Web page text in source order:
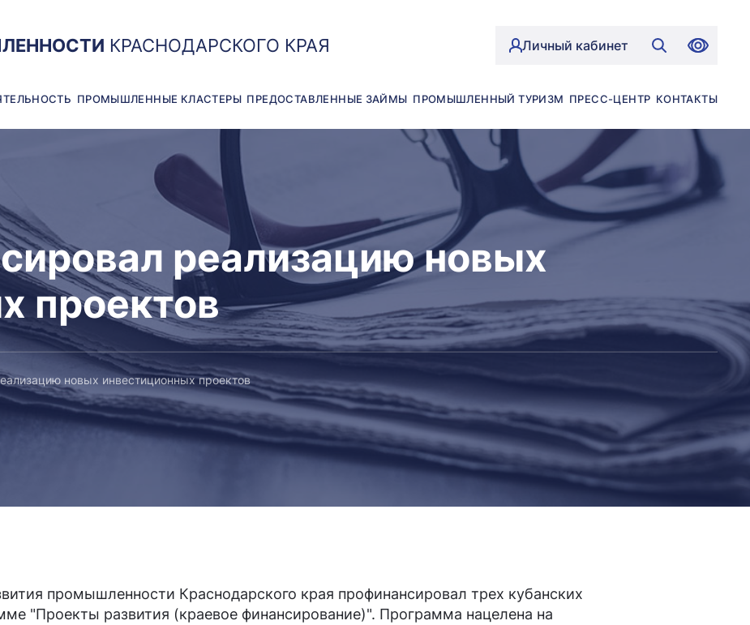
КРАСНОДАРСКОГО КРАЯ Личный кабинет
ПРОМЫШЛЕННЫЕ КЛАСТЕРЫ ПРЕДОСТАВЛЕННЫЕ ЗАЙМЫ ПРОМЫШЛЕННЫЙ ТУРИЗМ ПРЕСС-ЦЕНТР КОНТАКТЫ
реализацию новых
проектов
новых инвестиционных проектов
промышленности Краснодарского края профинансировал трех кубанских
"Проекты развития (краевое финансирование)". Программа нацелена на